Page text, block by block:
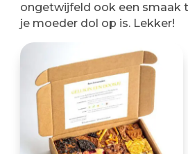
ongetwijfeld ook een smaak
je moeder dol op is. Lekker!